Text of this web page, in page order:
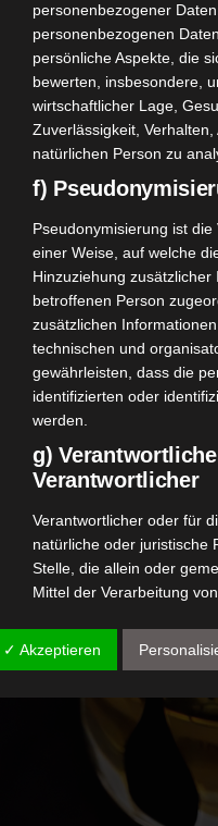
personenbezogener
personenbezogenen
persönliche Aspekte, die
bewerten, insbesondere,
wirtschaftlicher Lage,
Zuverlässigkeit,
natürlichen Person zu
f)
Pseudonymisierung ist
einer Weise, auf welche
Hinzuziehung
betroffenen Person
zusätzlichen
technischen und
gewährleisten, dass die
identifizierten oder
werden.
g)
Verantwortlicher
Verantwortlicher oder für
natürliche oder juristische
Stelle, die allein oder
Mittel der Verarbeitung
Verantwortliche
Mitgliedstaaten
h)
Auftragsverarbeiter ist
Behörde, Einrichtung
✓ Akzeptieren